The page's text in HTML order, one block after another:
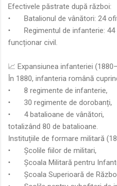
Efectivele păstrate după război:
•
Batalionul de vânători: 24
•
Regimentul de infanterie:
funcționar civil.
📈 Expansiunea infanteriei
În 1880, infanteria română
•
8 regimente de infanterie,
•
30 regimente de dorobanți,
•
4 batalioane de vânători,
totalizând 80 de batalioane.
Instituțiile de formare militară
•
Școlile fiilor de militari,
•
Școala Militară pentru
•
Școala Superioară de